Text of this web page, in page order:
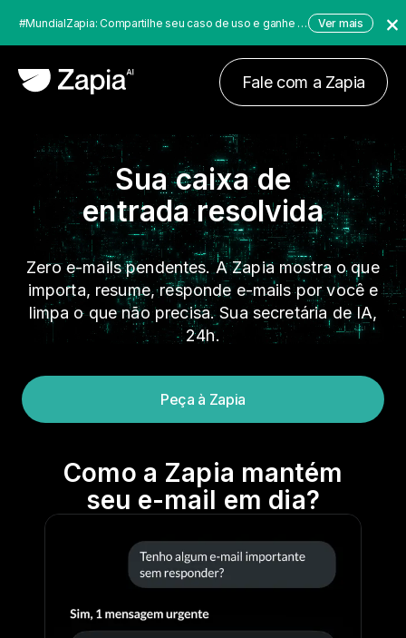
#MundialZapia: Compartilhe seu caso de uso e ganhe até $10.000 dólares!
Ver mais
Fale com a Zapia
Sua caixa de
entrada resolvida
Zero e-mails pendentes. A Zapia mostra o que
importa, resume, responde e-mails por você e
limpa o que não precisa. Sua secretária de IA,
24h.
Peça à Zapia
Como a Zapia mantém
seu e-mail em dia?